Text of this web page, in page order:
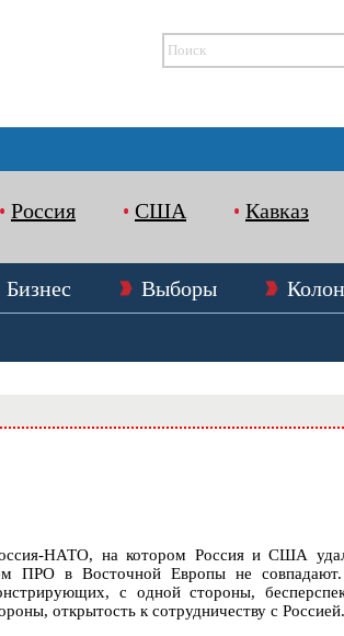
Россия США Кавказ
Бизнес Выборы
НАТО, на котором Россия и США
ПРО в Восточной Европы не
с одной стороны,
открытость к сотрудничеству с Россией.